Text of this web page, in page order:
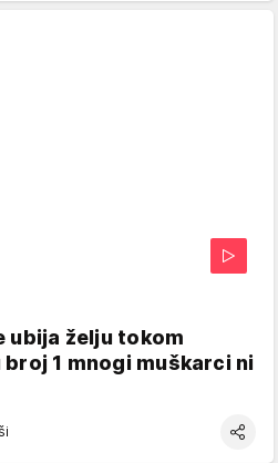
ubija želju tokom
1 mnogi muškarci ni